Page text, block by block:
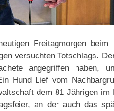
Freitagmorgen beim
versuchten Totschlags.
angegriffen haben,
Hund Lief vom
dem 81-Jährigen
an der auch das